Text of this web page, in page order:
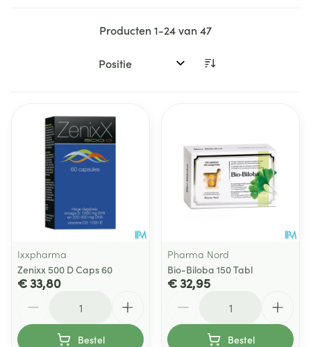
Producten1-24van47
Sorteer op:
Ixxpharma
Zenixx 500 D Caps 60
€ 33,80
Bestel
Pharma Nord
Bio-Biloba 150 Tabl
€ 32,95
Bestel